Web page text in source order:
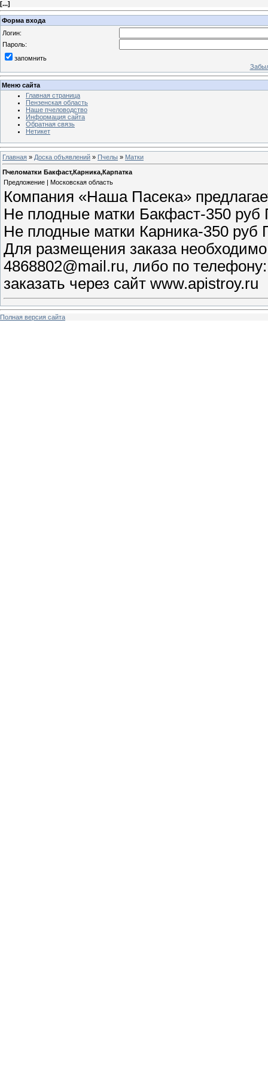
[...]
Форма входа
Логин:
Пароль:
запомнить
Меню сайта
Главная страница
Пензенская область
Наше пчеловодство
Информация сайта
Обратная связь
Нетикет
Главная » Доска объявлений » Пчелы » Матки
Пчеломатки Бакфаст,Карника,Карпатка
Предложение | Московская область
Компания «Наша Пасека»
Не плодные матки Бакфаст-350 руб
Не плодные матки Карника-350 руб
Для размещения заказа необходимо
4868802@mail.ru, либо по
заказать через сайт www.apistroy.ru
Полная версия сайта